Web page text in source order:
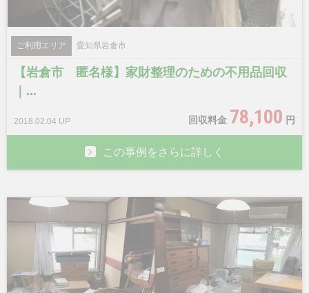
ご利用エリア 愛知県岩倉市
【岩倉市 匿名様】家財整理のための不用品回収
｜...
2018.02.04 UP 回収料金 78,100 円
この事例をさらに詳しく